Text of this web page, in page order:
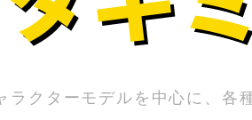
クターモデルを中心に、各